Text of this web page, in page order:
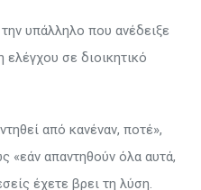
υπάλληλο που ανέδειξε
σε διοικητικό
από κανέναν, ποτέ»,
«εάν απαντηθούν όλα αυτά,
έχετε βρει τη λύση.